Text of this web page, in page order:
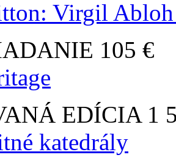
Virgil
105 €
EDÍCIA 1
katedrály